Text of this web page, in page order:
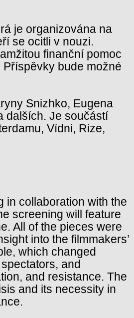
je organizována na
se ocitli v nouzi.
finanční pomoc
bude možné
Snizhko, Eugena
dalších. Je součástí
Vídni, Rize,
in collaboration with the
screening will feature
All of the pieces were
into the filmmakers’
which changed
and
and resistance. The
and its necessity in